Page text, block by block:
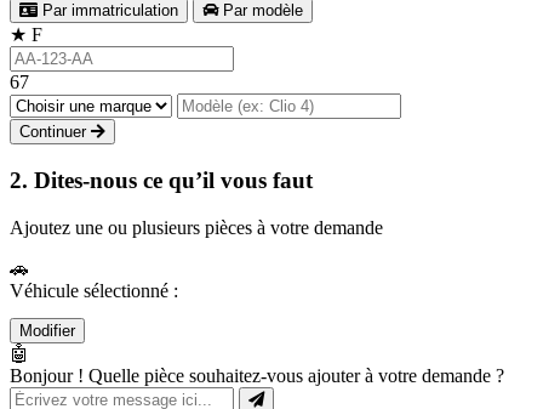
Par immatriculation Par modèle
★ F
67
Continuer
2. Dites-nous ce qu’il vous faut
Ajoutez une ou plusieurs pièces à votre demande
🚗
Véhicule sélectionné :
Modifier
🤖
Bonjour ! Quelle pièce souhaitez-vous ajouter à votre demande ?